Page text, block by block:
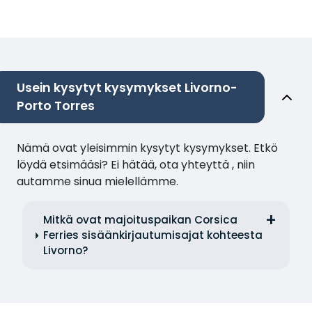
Usein kysytyt kysymykset Livorno-
Porto Torres
Nämä ovat yleisimmin kysytyt kysymykset. Etkö
löydä etsimääsi? Ei hätää, ota yhteyttä , niin
autamme sinua mielellämme.
Mitkä ovat majoituspaikan Corsica
Ferries sisäänkirjautumisajat kohteesta
Livorno?